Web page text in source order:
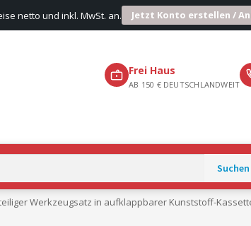
netto und inkl. MwSt. an. Jetzt Konto erstellen /
Frei Haus
AB 150 € DEUTSCHLANDWEIT
teiliger Werkzeugsatz in aufklappbarer Kunststoff-